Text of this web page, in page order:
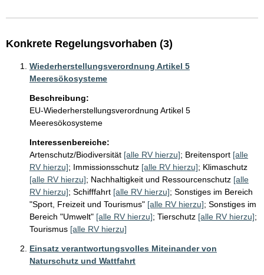
Konkrete Regelungsvorhaben (3)
Wiederherstellungsverordnung Artikel 5
Meeresökosysteme
Beschreibung:
EU-Wiederherstellungsverordnung Artikel 5
Meeresökosysteme
Interessenbereiche:
Artenschutz/Biodiversität [alle RV hierzu]; Breitensport [alle
RV hierzu]; Immissionsschutz [alle RV hierzu]; Klimaschutz
[alle RV hierzu]; Nachhaltigkeit und Ressourcenschutz [alle
RV hierzu]; Schifffahrt [alle RV hierzu]; Sonstiges im Bereich
"Sport, Freizeit und Tourismus" [alle RV hierzu]; Sonstiges im
Bereich "Umwelt" [alle RV hierzu]; Tierschutz [alle RV hierzu];
Tourismus [alle RV hierzu]
Einsatz verantwortungsvolles Miteinander von
Naturschutz und Wattfahrt